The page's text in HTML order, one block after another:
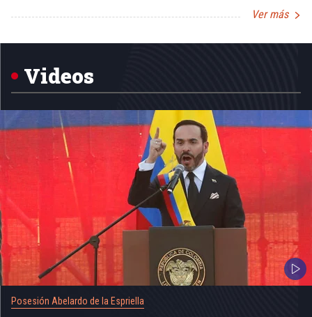
Ver más
1
Videos
Posesión Abelardo de la Espriella